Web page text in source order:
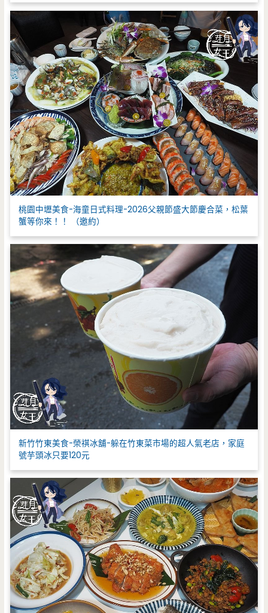
桃園中壢美食-海童日式料理-2026父親節盛大節慶合菜，松葉
蟹等你來！！ （邀約）
新竹竹東美食-榮祺冰舖-躲在竹東菜市場的超人氣老店，家庭
號芋頭冰只要120元